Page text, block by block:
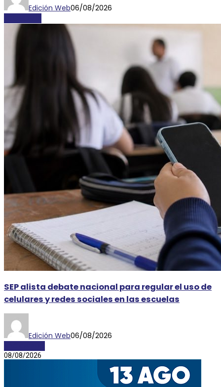
Edición Web06/08/2026
SEP alista debate nacional para regular el uso de
celulares y redes sociales en las escuelas
Edición Web06/08/2026
08/08/2026